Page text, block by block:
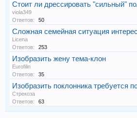
Стоит ли дрессировать "сильный"
viola349
Ответов:
50
Сложная семейная ситуация
Licena
Ответов:
253
Изобразить жену тема-клон
Eurofilin
Ответов:
35
Изобразить поклонника требуется
Стрекоза
Ответов:
63